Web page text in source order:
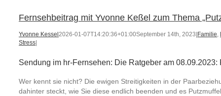
Fernsehbeitrag mit Yvonne Keßel zum Thema
Yvonne Kessel 2026-01-07T14:20:36+01:00September 14th, 2023 Familie,
Stress
Sendung im hr-Fernsehen: Die Ratgeber am 08.09.2023:
Wer kennt sie nicht? Die ewigen Streitigkeiten in der
dahinter steckt, wie Sie diese endlich beenden und es